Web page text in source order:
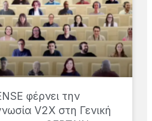
φέρνει την
V2X στη Γενική